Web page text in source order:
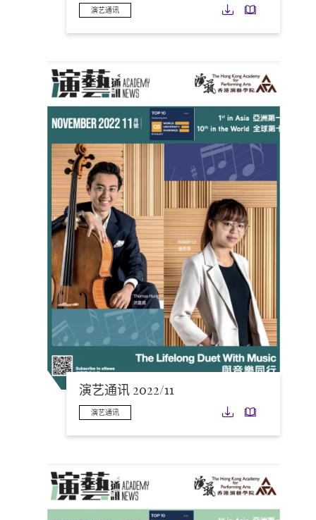
演艺通讯 下载
演艺通讯 2022/11
演艺通讯 下载